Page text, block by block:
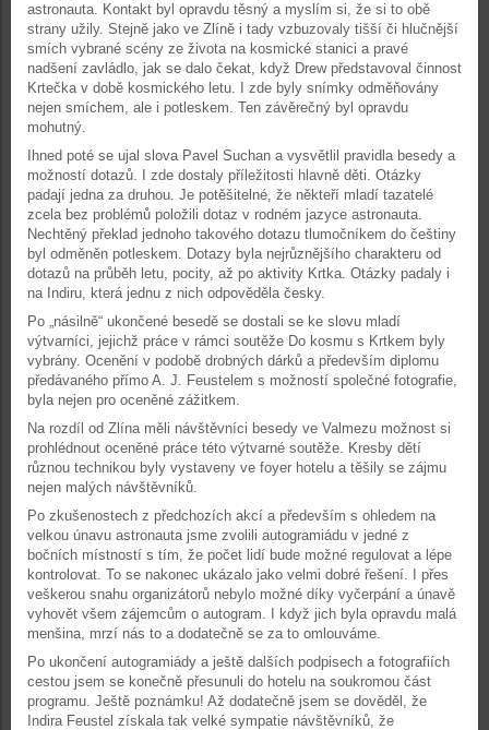
astronauta. Kontakt byl opravdu těsný a myslím si, že si to obě
strany užily. Stejně jako ve Zlíně i tady vzbuzovaly tišší či hlučnější
smích vybrané scény ze života na kosmické stanici a pravé
nadšení zavládlo, jak se dalo čekat, když Drew představoval činnost
Krtečka v době kosmického letu. I zde byly snímky odměňovány
nejen smíchem, ale i potleskem. Ten závěrečný byl opravdu
mohutný.
Ihned poté se ujal slova Pavel Suchan a vysvětlil pravidla besedy a
možností dotazů. I zde dostaly příležitosti hlavně děti. Otázky
padají jedna za druhou. Je potěšitelné, že někteří mladí tazatelé
zcela bez problémů položili dotaz v rodném jazyce astronauta.
Nechtěný překlad jednoho takového dotazu tlumočníkem do češtiny
byl odměněn potleskem. Dotazy byla nejrůznějšího charakteru od
dotazů na průběh letu, pocity, až po aktivity Krtka. Otázky padaly i
na Indiru, která jednu z nich odpověděla česky.
Po „násilně“ ukončené besedě se dostali se ke slovu mladí
výtvarníci, jejichž práce v rámci soutěže Do kosmu s Krtkem byly
vybrány. Ocenění v podobě drobných dárků a především diplomu
předávaného přímo A. J. Feustelem s možností společné fotografie,
byla nejen pro oceněné zážitkem.
Na rozdíl od Zlína měli návštěvníci besedy ve Valmezu možnost si
prohlédnout oceněné práce této výtvarné soutěže. Kresby dětí
různou technikou byly vystaveny ve foyer hotelu a těšily se zájmu
nejen malých návštěvníků.
Po zkušenostech z předchozích akcí a především s ohledem na
velkou únavu astronauta jsme zvolili autogramiádu v jedné z
bočních místností s tím, že počet lidí bude možné regulovat a lépe
kontrolovat. To se nakonec ukázalo jako velmi dobré řešení. I přes
veškerou snahu organizátorů nebylo možné díky vyčerpání a únavě
vyhovět všem zájemcům o autogram. I když jich byla opravdu malá
menšina, mrzí nás to a dodatečně se za to omlouváme.
Po ukončení autogramiády a ještě dalších podpisech a fotografiích
cestou jsem se konečně přesunuli do hotelu na soukromou část
programu. Ještě poznámku! Až dodatečně jsem se dověděl, že
Indira Feustel získala tak velké sympatie návštěvníků, že